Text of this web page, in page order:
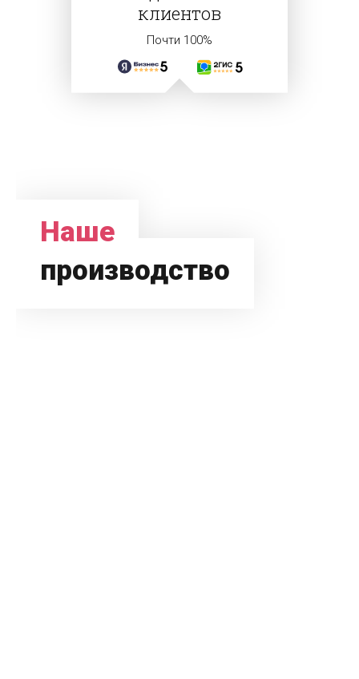
клиентов
Почти 100%
Наше
производство